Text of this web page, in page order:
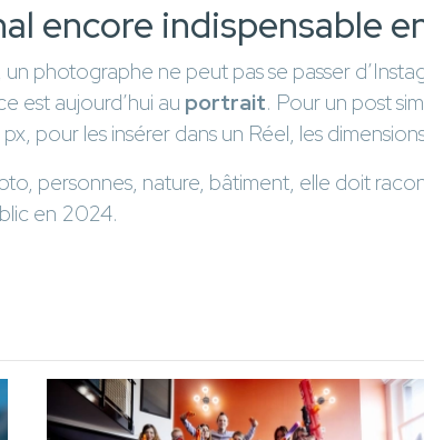
encore indispensable
photographe ne peut pas se passer
est aujourd’hui au portrait. Pour un post
pour les insérer dans un Réel, les
personnes, nature, bâtiment, elle doit
en 2024.